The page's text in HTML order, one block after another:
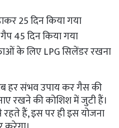
25 दिन किया गया
गैप 45 दिन किया गया
के लिए LPG सिलेंडर रखना
हर संभव उपाय कर गैस की
रखने की कोशिश में जुटी हैं।
हैं, इस पर ही इस योजना